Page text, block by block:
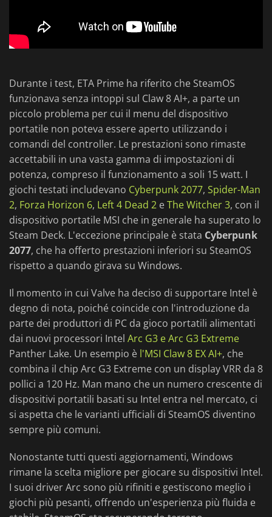
Durante i test, ETA Prime ha riferito che SteamOS
funzionava senza intoppi sul Claw 8 AI+, a parte un
piccolo problema per cui il menu del dispositivo
portatile non poteva essere aperto utilizzando i
comandi del controller. Le prestazioni sono rimaste
accettabili in una vasta gamma di impostazioni di
potenza, compreso il funzionamento a soli 15 watt. I
giochi testati includevano Cyberpunk 2077, Spider-Man
2, Forza Horizon 6, Left 4 Dead 2 eThe Witcher 3, con il
dispositivo portatile MSI che in generale ha superato lo
Steam Deck. L'eccezione principale è stata Cyberpunk
2077, che ha offerto prestazioni inferiori su SteamOS
rispetto a quando girava su Windows.
Il momento in cui Valve ha deciso di supportare Intel è
degno di nota, poiché coincide con l'introduzione da
parte dei produttori di PC da gioco portatili alimentati
dai nuovi processori Intel Arc G3 e Arc G3 Extreme
Panther Lake. Un esempio è l'MSI Claw 8 EX AI+, che
combina il chip Arc G3 Extreme con un display VRR da 8
pollici a 120 Hz. Man mano che un numero crescente di
dispositivi portatili basati su Intel entra nel mercato, ci
si aspetta che le varianti ufficiali di SteamOS diventino
sempre più comuni.
Nonostante tutti questi aggiornamenti, Windows
rimane la scelta migliore per giocare su dispositivi Intel.
I suoi driver Arc sono più rifiniti e gestiscono meglio i
giochi più pesanti, offrendo un'esperienza più fluida e